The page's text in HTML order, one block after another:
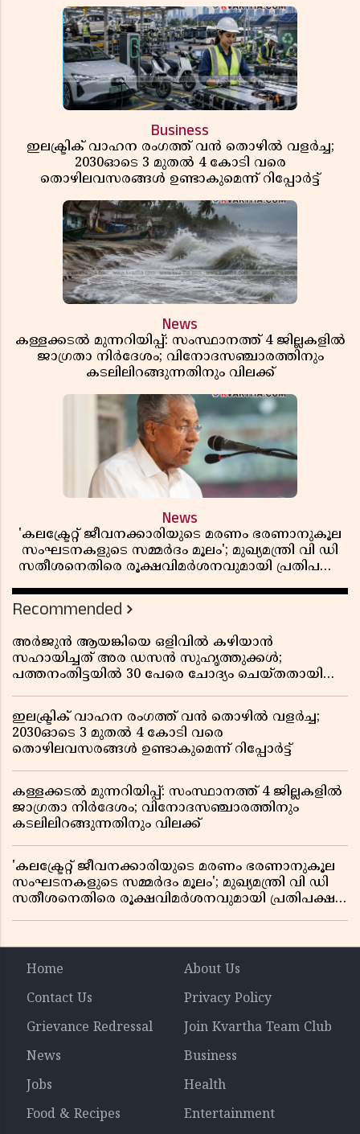
Business
ഇലക്ട്രിക് വാഹന രംഗത്ത് വൻ തൊഴിൽ വളർച്ച;
2030ഓടെ 3 മുതൽ 4 കോടി വരെ
തൊഴിലവസരങ്ങൾ ഉണ്ടാകുമെന്ന് റിപ്പോർട്ട്
News
കള്ളക്കടൽ മുന്നറിയിപ്പ്: സംസ്ഥാനത്ത് 4 ജില്ലകളിൽ
ജാഗ്രതാ നിർദേശം; വിനോദസഞ്ചാരത്തിനും
കടലിലിറങ്ങുന്നതിനും വിലക്ക്
News
'കലക്ട്രേറ്റ് ജീവനക്കാരിയുടെ മരണം ഭരണാനുകൂല
സംഘടനകളുടെ സമ്മർദം മൂലം'; മുഖ്യമന്ത്രി വി ഡി
സതീശനെതിരെ രൂക്ഷവിമർശനവുമായി പ്രതിപക്ഷ
Recommended
അർജുൻ ആയങ്കിയെ ഒളിവിൽ കഴിയാൻ
സഹായിച്ചത് അര ഡസൻ സുഹൃത്തുക്കൾ;
പത്തനംതിട്ടയിൽ 30 പേരെ ചോദ്യം ചെയ്തതായി
ഇലക്ട്രിക് വാഹന രംഗത്ത് വൻ തൊഴിൽ വളർച്ച;
2030ഓടെ 3 മുതൽ 4 കോടി വരെ
തൊഴിലവസരങ്ങൾ ഉണ്ടാകുമെന്ന് റിപ്പോർട്ട്
കള്ളക്കടൽ മുന്നറിയിപ്പ്: സംസ്ഥാനത്ത് 4 ജില്ലകളിൽ
ജാഗ്രതാ നിർദേശം; വിനോദസഞ്ചാരത്തിനും
കടലിലിറങ്ങുന്നതിനും വിലക്ക്
'കലക്ട്രേറ്റ് ജീവനക്കാരിയുടെ മരണം ഭരണാനുകൂല
സംഘടനകളുടെ സമ്മർദം മൂലം'; മുഖ്യമന്ത്രി വി ഡി
സതീശനെതിരെ രൂക്ഷവിമർശനവുമായി പ്രതിപക്ഷ
Home
About Us
Contact Us
Privacy Policy
Grievance Redressal
Join Kvartha Team Club
News
Business
Jobs
Health
Food & Recipes
Entertainment